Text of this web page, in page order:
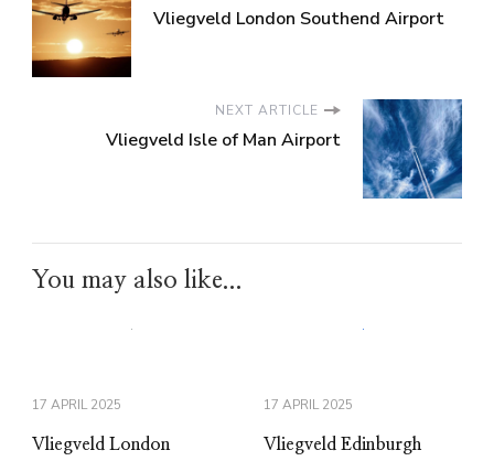
Vliegveld London Southend Airport
NEXT ARTICLE
Vliegveld Isle of Man Airport
You may also like...
17 APRIL 2025
Vliegveld London
17 APRIL 2025
Vliegveld Edinburgh